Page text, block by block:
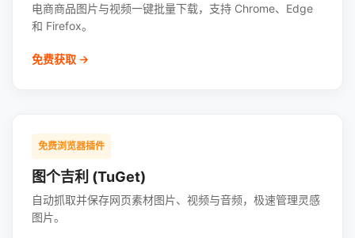
电商商品图片与视频一键批量下载，支持 Chrome、Edge
和 Firefox。
免费获取 →
免费浏览器插件
图个吉利 (TuGet)
自动抓取并保存网页素材图片、视频与音频，极速管理灵感
图片。